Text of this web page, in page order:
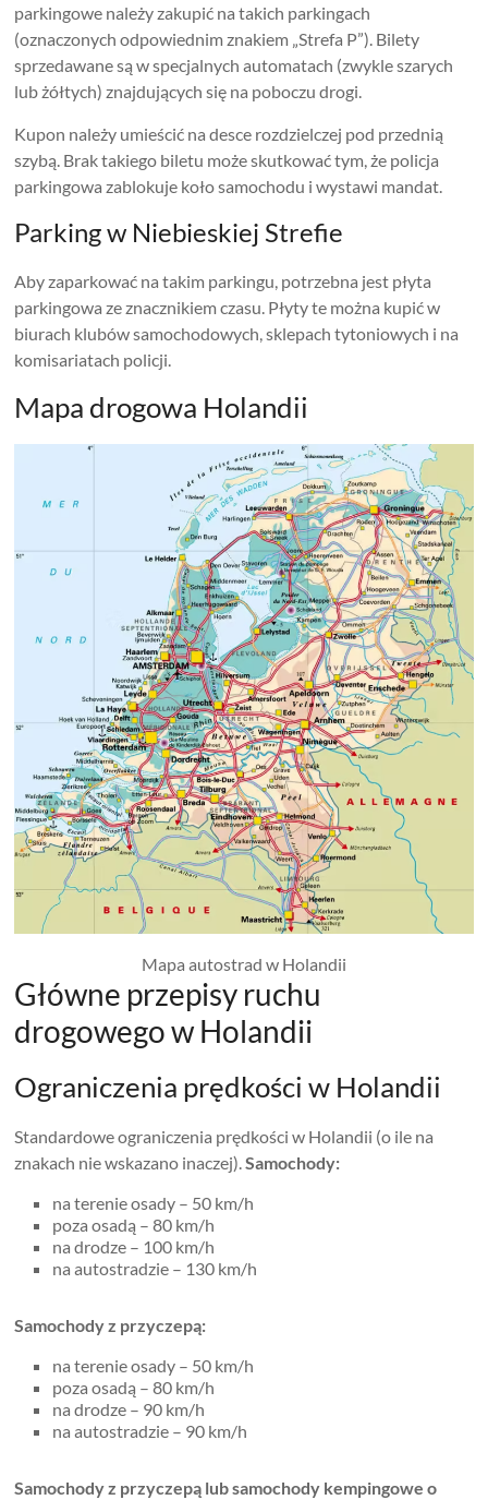
parkingowe należy zakupić na takich parkingach
(oznaczonych odpowiednim znakiem „Strefa P”). Bilety
sprzedawane są w specjalnych automatach (zwykle szarych
lub żółtych) znajdujących się na poboczu drogi.
Kupon należy umieścić na desce rozdzielczej pod przednią
szybą. Brak takiego biletu może skutkować tym, że policja
parkingowa zablokuje koło samochodu i wystawi mandat.
Parking w Niebieskiej Strefie
Aby zaparkować na takim parkingu, potrzebna jest płyta
parkingowa ze znacznikiem czasu. Płyty te można kupić w
biurach klubów samochodowych, sklepach tytoniowych i na
komisariatach policji.
Mapa drogowa Holandii
Mapa autostrad w Holandii
Główne przepisy ruchu
drogowego w Holandii
Ograniczenia prędkości w Holandii
Standardowe ograniczenia prędkości w Holandii (o ile na
znakach nie wskazano inaczej).Samochody:
na terenie osady – 50 km/h
poza osadą – 80 km/h
na drodze – 100 km/h
na autostradzie – 130 km/h
Samochody z przyczepą:
na terenie osady – 50 km/h
poza osadą – 80 km/h
na drodze – 90 km/h
na autostradzie – 90 km/h
Samochody z przyczepą lub samochody kempingowe o